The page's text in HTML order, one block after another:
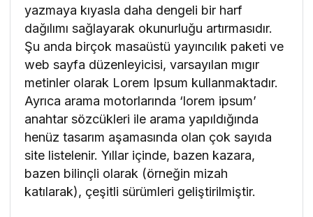
yazmaya kıyasla daha dengeli bir harf
dağılımı sağlayarak okunurluğu artırmasıdır.
Şu anda birçok masaüstü yayıncılık paketi ve
web sayfa düzenleyicisi, varsayılan mıgır
metinler olarak Lorem Ipsum kullanmaktadır.
Ayrıca arama motorlarında ‘lorem ipsum’
anahtar sözcükleri ile arama yapıldığında
henüz tasarım aşamasında olan çok sayıda
site listelenir. Yıllar içinde, bazen kazara,
bazen bilinçli olarak (örneğin mizah
katılarak), çeşitli sürümleri geliştirilmiştir.